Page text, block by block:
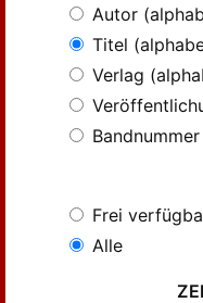
Autor
Titel
Verlag
Bandnummer
Frei
Alle